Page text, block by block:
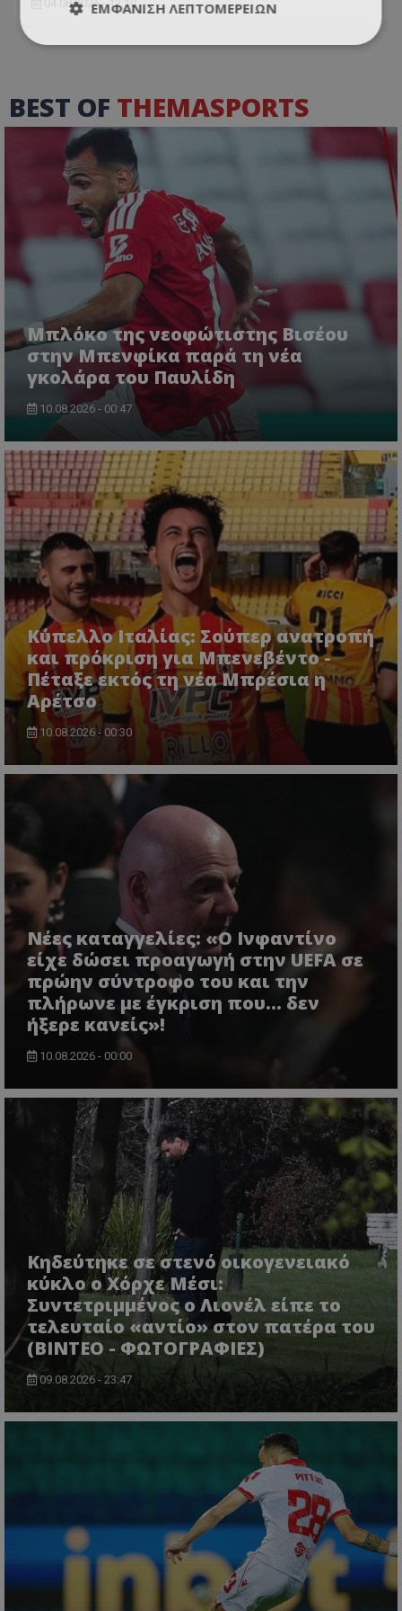
04.08.2026 - 13:10
BEST OF THEMASPORTS
Μπλόκο της νεοφώτιστης Βισέου
στην Μπενφίκα παρά τη νέα
γκολάρα του Παυλίδη
10.08.2026 - 00:47
Κύπελλο Ιταλίας: Σούπερ ανατροπή
και πρόκριση για Μπενεβέντο -
Πέταξε εκτός τη νέα Μπρέσια η
Αρέτσο
10.08.2026 - 00:30
Νέες καταγγελίες: «Ο Ινφαντίνο
είχε δώσει προαγωγή στην UEFA σε
πρώην σύντροφο του και την
πλήρωνε με έγκριση που... δεν
ήξερε κανείς»!
10.08.2026 - 00:00
Κηδεύτηκε σε στενό οικογενειακό
κύκλο ο Χόρχε Μέσι:
Συντετριμμένος ο Λιονέλ είπε το
τελευταίο «αντίο» στον πατέρα του
(ΒΙΝΤΕΟ - ΦΩΤΟΓΡΑΦΙΕΣ)
09.08.2026 - 23:47
ΕΜΦΆΝΙΣΗ ΛΕΠΤΟΜΕΡΕΙΏΝ